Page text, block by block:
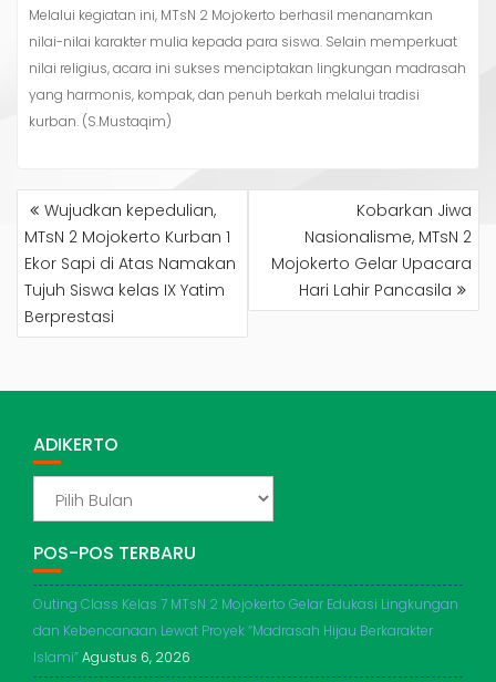
Melalui kegiatan ini, MTsN 2 Mojokerto berhasil menanamkan
nilai-nilai karakter mulia kepada para siswa. Selain memperkuat
nilai religius, acara ini sukses menciptakan lingkungan madrasah
yang harmonis, kompak, dan penuh berkah melalui tradisi
kurban. (S.Mustaqim)
NAVIGASI
POSWujudkan kepedulian,
MTsN 2 Mojokerto Kurban 1
Ekor Sapi di Atas Namakan
Tujuh Siswa kelas IX Yatim
Berprestasi
Kobarkan Jiwa
Nasionalisme, MTsN 2
Mojokerto Gelar Upacara
Hari Lahir Pancasila
ADIKERTO
POS-POS TERBARU
Outing Class Kelas 7 MTsN 2 Mojokerto Gelar Edukasi Lingkungan
dan Kebencanaan Lewat Proyek “Madrasah Hijau Berkarakter
Islami”Agustus 6, 2026